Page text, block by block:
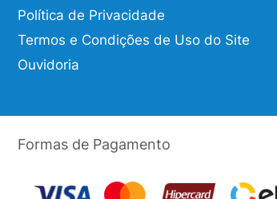
Política de Privacidade
Termos e Condições de Uso do Site
Ouvidoria
Formas de Pagamento